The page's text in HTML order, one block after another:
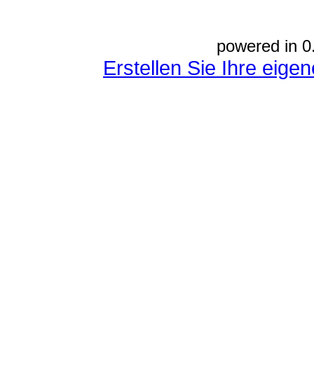
powered in
Erstellen Sie Ihre